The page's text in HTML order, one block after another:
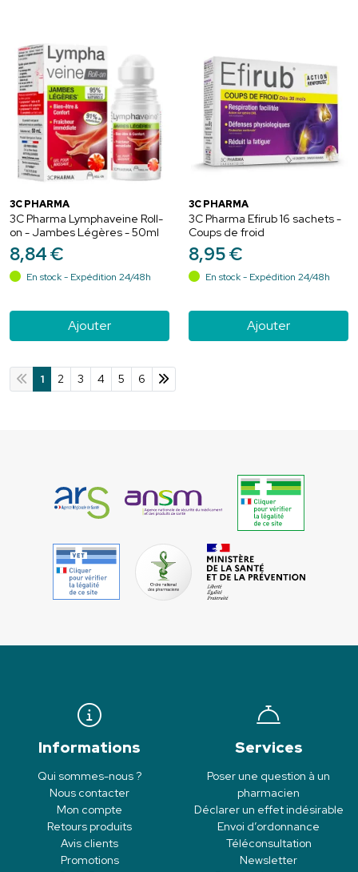
3C PHARMA
3C Pharma Lymphaveine Roll-
on - Jambes Légères - 50ml
8,84€
En stock - Expédition 24/48h
Ajouter
3C PHARMA
3C Pharma Efirub 16 sachets -
Coups de froid
8,95€
En stock - Expédition 24/48h
Ajouter
1 2 3 4 5 6
Informations
Qui sommes-nous ?
Nous contacter
Mon compte
Retours produits
Avis clients
Promotions
Services
Poser une question à un
pharmacien
Déclarer un effet indésirable
Envoi d’ordonnance
Téléconsultation
Newsletter